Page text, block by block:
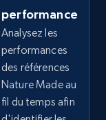
performance
Analysez les
performances
des références
Nature Made au
fil du temps afin